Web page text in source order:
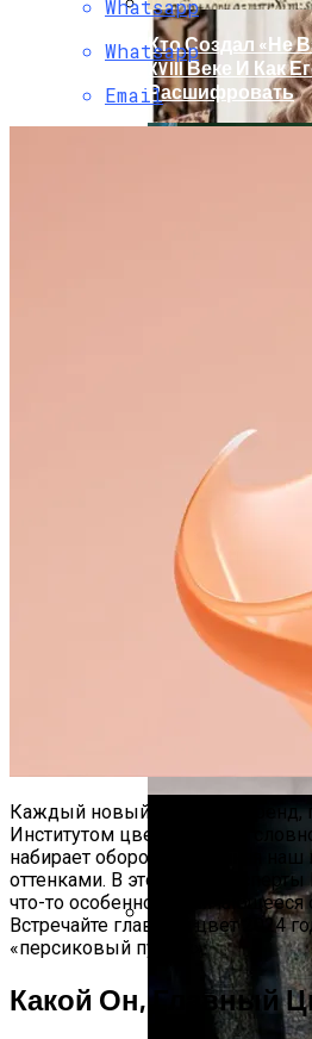
Раскрась Свой
Принесет Тебе
Знаку Зодиака
Ваша Любовь К
Энергии Или
Кто Создал «не
XVIII Веке И Как
Расшифровать
Тайна
Будет Разгадана
Сергей Марков
Суде И Угрозах
Whatsapp
Whatsapp
Email
Каждый новый цветовой тренд,
Институтом цвета Pantone,
набирает обороты, заполняя
оттенками. В этом году
что-то особенное,
Встречайте главный цвет 2024
«персиковый пушок».
Какой Он, Главный